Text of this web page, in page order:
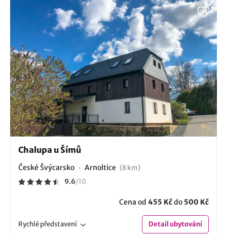
Chalupa u Šímů
České Švýcarsko Arnoltice (8 km)
9.6/10
Cena od 455 Kčdo 500 Kč
Rychlépředstavení Detailubytování